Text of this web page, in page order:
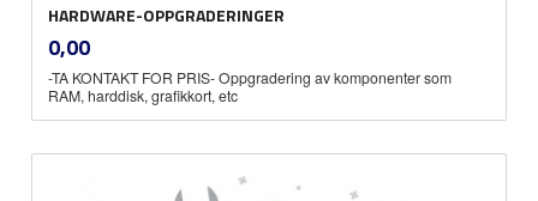
HARDWARE-OPPGRADERINGER
Pris
0,00mva.
-TA KONTAKT FOR PRIS- Oppgradering av komponenter som
RAM, harddisk, grafikkort, etc